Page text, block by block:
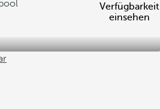
Verfügbarkeit
einsehen